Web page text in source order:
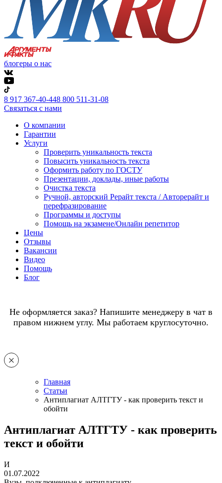
блогеры о нас
8 917 367-40-448 800 511-31-08
Связаться с нами
О компании
Гарантии
Услуги
Проверить уникальность текста
Повысить уникальность текста
Оформить работу по ГОСТУ
Презентации, доклады, иные работы
Очистка текста
Ручной, авторский Рерайт текста / Авторерайт и
перефразирование
Программы и доступы
Помощь на экзамене/Онлайн репетитор
Цены
Отзывы
Вакансии
Видео
Помощь
Блог
Не оформляется заказ? Напишите менеджеру в чат в
правом нижнем углу. Мы работаем круглосуточно.
Главная
Статьи
Антиплагиат АЛТГТУ - как проверить текст и
обойти
Антиплагиат АЛТГТУ - как проверить
текст и обойти
И
01.07.2022